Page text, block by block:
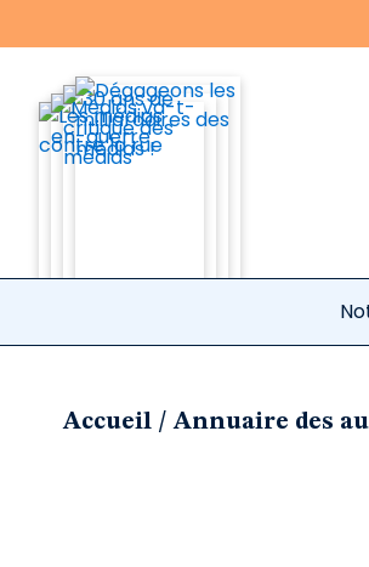
Accueil / Annuaire des